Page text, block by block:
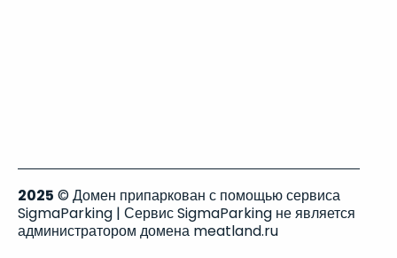
2025 © Домен припаркован с помощью сервиса
SigmaParking | Сервис SigmaParking не является
администратором домена meatland.ru